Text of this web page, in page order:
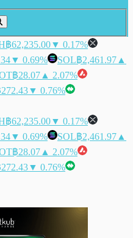
฿62,235.00▼ 0.17%
▼ 0.69% SOL฿2,461.97 ▲
฿28.07 ▲ 2.07%
▼ 0.76%
฿62,235.00▼ 0.17%
▼ 0.69% SOL฿2,461.97 ▲
฿28.07 ▲ 2.07%
▼ 0.76%